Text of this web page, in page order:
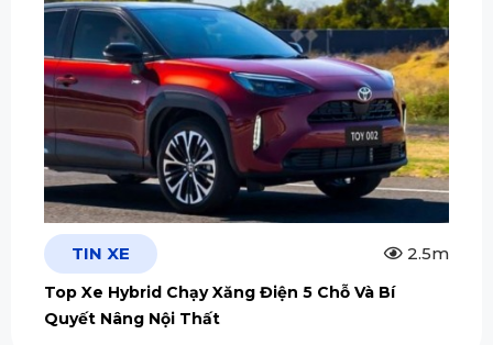
TIN XE 2.5m
Top Xe Hybrid Chạy Xăng Điện 5 Chỗ Và Bí
Quyết Nâng Nội Thất